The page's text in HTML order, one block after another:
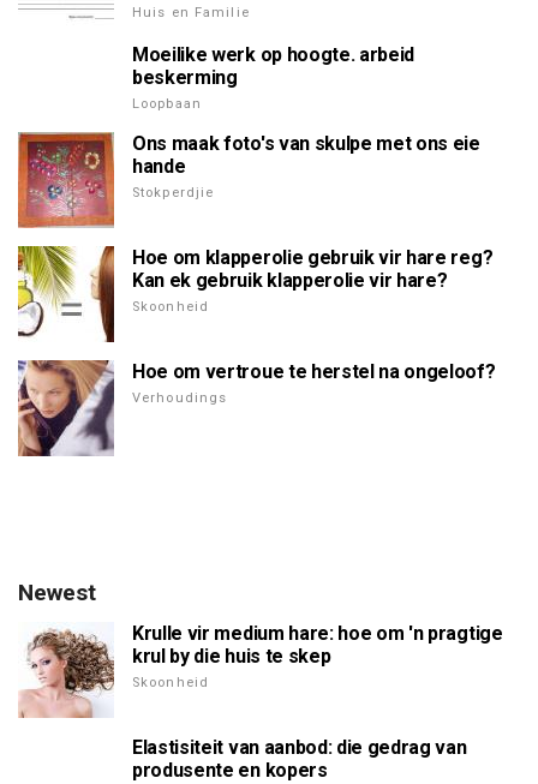
Huis en Familie
Moeilike werk op hoogte. arbeid
beskerming
Loopbaan
Ons maak foto's van skulpe met ons eie
hande
Stokperdjie
Hoe om klapperolie gebruik vir hare reg?
Kan ek gebruik klapperolie vir hare?
Skoonheid
Hoe om vertroue te herstel na ongeloof?
Verhoudings
Newest
Krulle vir medium hare: hoe om 'n pragtige
krul by die huis te skep
Skoonheid
Elastisiteit van aanbod: die gedrag van
produsente en kopers